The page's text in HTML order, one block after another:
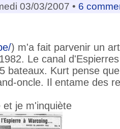
03/03/2007 • 6
) m'a fait parvenir un
Le canal
bateaux. Kurt pense
oncle. Il entame des
et je m'inquiète